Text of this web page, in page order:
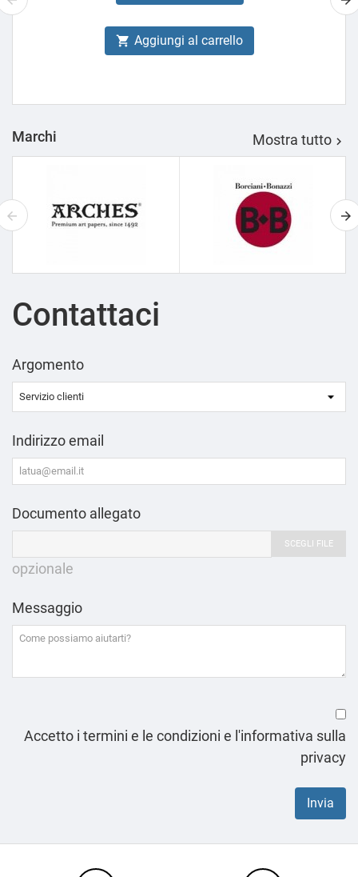
 Aggiungi al carrello
Marchi Mostra tutto 
Contattaci
Argomento
Indirizzo email
Documento allegato
SCEGLI FILE
opzionale
Messaggio
Accetto i termini e le condizioni e l'informativa sulla
privacy